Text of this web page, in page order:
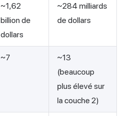
~1,62
billion de
dollars
~284 milliards
de dollars
~7
~13
(beaucoup
plus élevé sur
la couche 2)